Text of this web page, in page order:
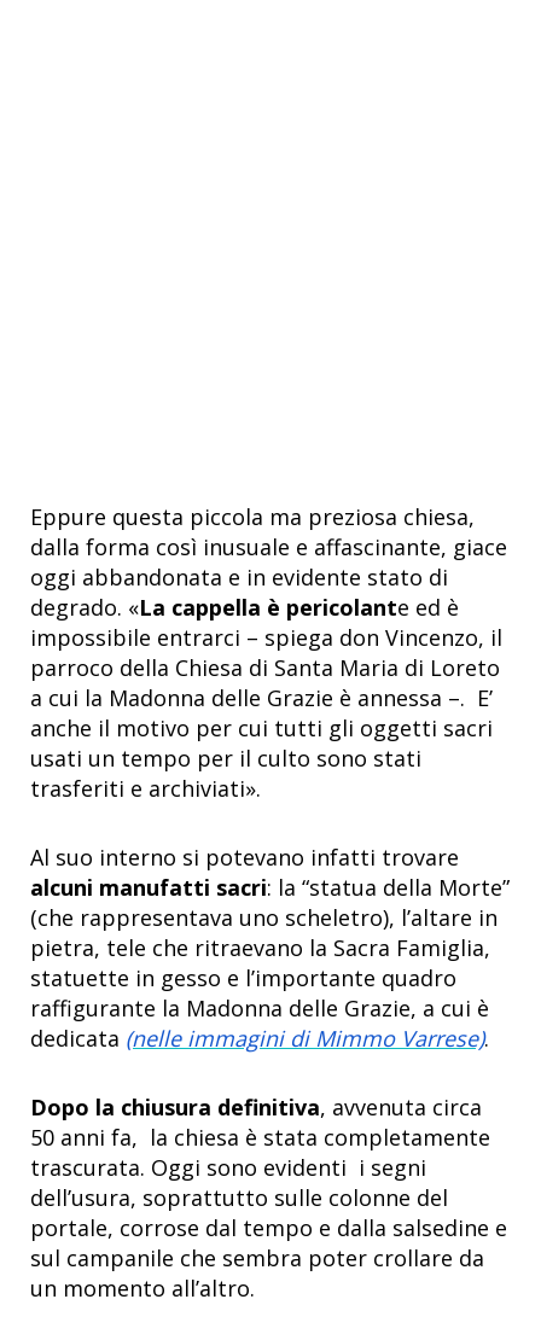
Eppure questa piccola ma preziosa chiesa,
dalla forma così inusuale e affascinante, giace
oggi abbandonata e in evidente stato di
degrado. «La cappella è pericolante ed è
impossibile entrarci – spiega don Vincenzo, il
parroco della Chiesa di Santa Maria di Loreto
a cui la Madonna delle Grazie è annessa –. E’
anche il motivo per cui tutti gli oggetti sacri
usati un tempo per il culto sono stati
trasferiti e archiviati».
Al suo interno si potevano infatti trovare
alcuni manufatti sacri: la “statua della Morte”
(che rappresentava uno scheletro), l’altare in
pietra, tele che ritraevano la Sacra Famiglia,
statuette in gesso e l’importante quadro
raffigurante la Madonna delle Grazie, a cui è
dedicata (nelle immagini di Mimmo Varrese).
Dopo la chiusura definitiva, avvenuta circa
50 anni fa, la chiesa è stata completamente
trascurata. Oggi sono evidenti i segni
dell’usura, soprattutto sulle colonne del
portale, corrose dal tempo e dalla salsedine e
sul campanile che sembra poter crollare da
un momento all’altro.